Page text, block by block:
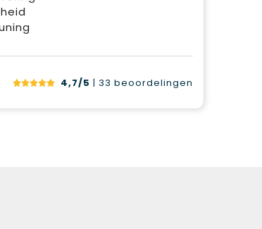
4,7/5 | 33 beoordelingen